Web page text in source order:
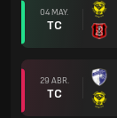
04 MAY.
TC
29 ABR.
TC